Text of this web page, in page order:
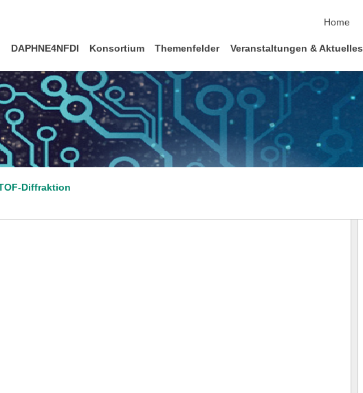
Home
DAPHNE4NFDI Konsortium Themenfelder Veranstaltungen & Aktuelles
Diffraktion